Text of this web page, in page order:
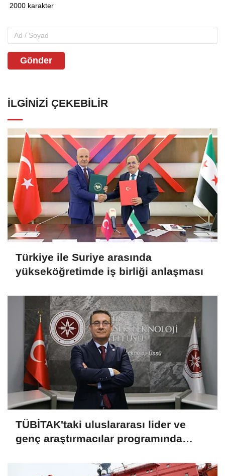
Gönder
İLGINIZI ÇEKEBILIR
Türkiye ile Suriye arasında
yükseköğretimde iş birliği anlaşması
TÜBİTAK'taki uluslararası lider ve
genç araştırmacılar programında